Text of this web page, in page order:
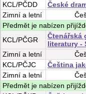
KCL/PČDD
České
Zimní a letní
Předmět je nabízen
KCL/PČGR
Čtenářská
literatury -
Zimní a letní
KCL/PČJC
Čeština
Zimní a letní
Předmět je nabízen